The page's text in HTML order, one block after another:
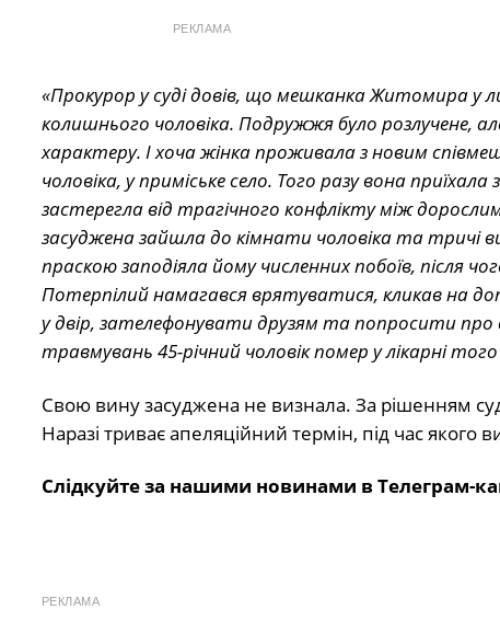
РЕКЛАМА
«Прокурор у суді довів, що мешканка Житомира у
колишнього чоловіка. Подружжя було розлучене,
характеру. І хоча жінка проживала з новим
чоловіка, у приміське село. Того разу вона
застерегла від трагічного конфлікту між
засуджена зайшла до кімнати чоловіка та тричі
праскою заподіяла йому численних побоїв, після
Потерпілий намагався врятуватися, кликав на
у двір, зателефонувати друзям та попросити про
травмувань 45-річний чоловік помер у лікарні
Свою вину засуджена не визнала. За рішенням
Наразі триває апеляційний термін, під час
Слідкуйте за нашими новинами в Телеграм-
РЕКЛАМА